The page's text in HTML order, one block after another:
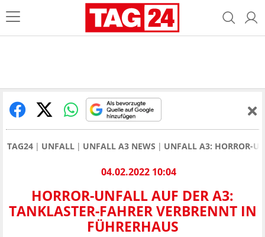
TAG24 UNFALL UNFALL A3 NEWS UNFALL A3: HORROR-
04.02.2022 10:04
HORROR-UNFALL AUF DER A3:
TANKLASTER-FAHRER VERBRENNT IN
FÜHRERHAUS